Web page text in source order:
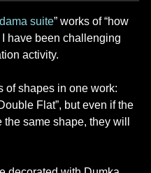
suite” works of “how
have been challenging
activity.
of shapes in one work:
Flat”, but even if the
same shape, they will